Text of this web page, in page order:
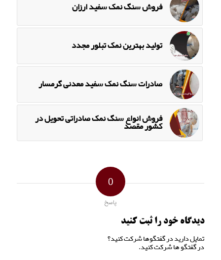
فروش سنگ نمک سفید ارزان
تولید بهترین نمک تبلور مجدد
صادرات سنگ نمک سفید معدنی گرمسار
فروش انواع سنگ نمک صادراتی تحویل در
کشور مقصد
0
پاسخ
دیدگاه خود را ثبت کنید
تمایل دارید در گفتگوها شرکت کنید؟
در گفتگو ها شرکت کنید.